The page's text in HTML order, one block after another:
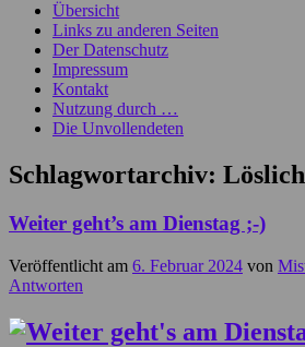
Übersicht
Links zu anderen Seiten
Der Datenschutz
Impressum
Kontakt
Nutzung durch …
Die Unvollendeten
Schlagwortarchiv: Löslich
Weiter geht’s am Dienstag ;-)
Veröffentlicht am 6. Februar 2024 von
Antworten